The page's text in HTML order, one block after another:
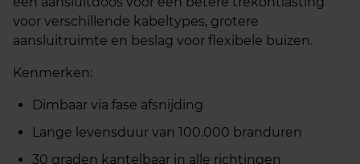
voor verschillende kabeltypes, grotere
aansluitruimte en beslag voor flexibele buizen.
Kenmerken:
Dimbaar via fase afsnijding
Lange levensduur van 100.000 branduren
30 graden kantelbaar in alle richtingen